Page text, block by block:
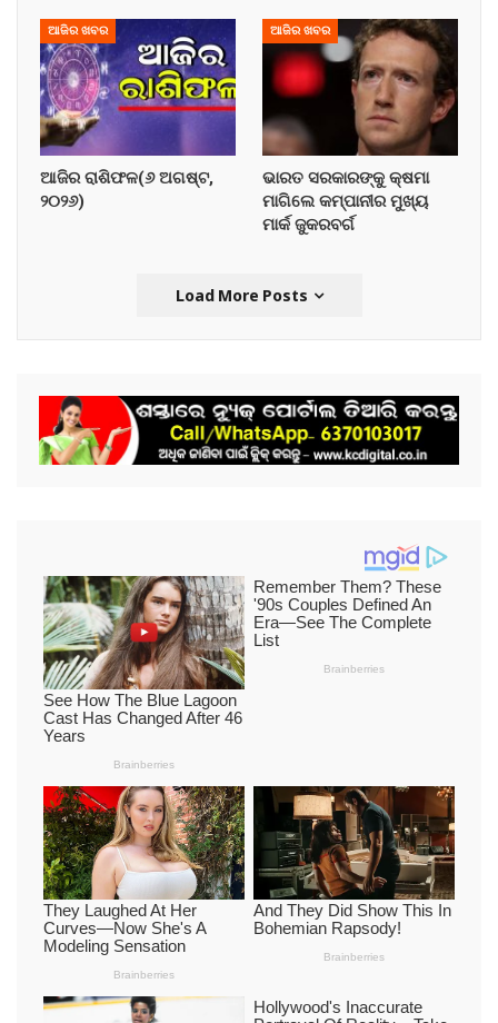
ଆଜିର ଖବର
ଆଜିର ରାଶିଫଳ(୬ ଅଗଷ୍ଟ,
୨୦୨୬)
ଆଜିର ଖବର
ଭାରତ ସରକାରଙ୍କୁ କ୍ଷମା
ମାଗିଲେ କମ୍ପାନୀର ମୁଖ୍ୟ
ମାର୍କ ଜୁକରବର୍ଗ
Load More Posts